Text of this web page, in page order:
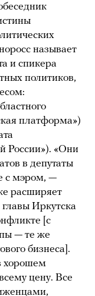
называет
и спикера
политиков,
платформа»)
России»). «Они
в депутаты
с мэром, —
расширяет
Иркутска
[с
— те же
бизнеса].
хорошем
цену. Все